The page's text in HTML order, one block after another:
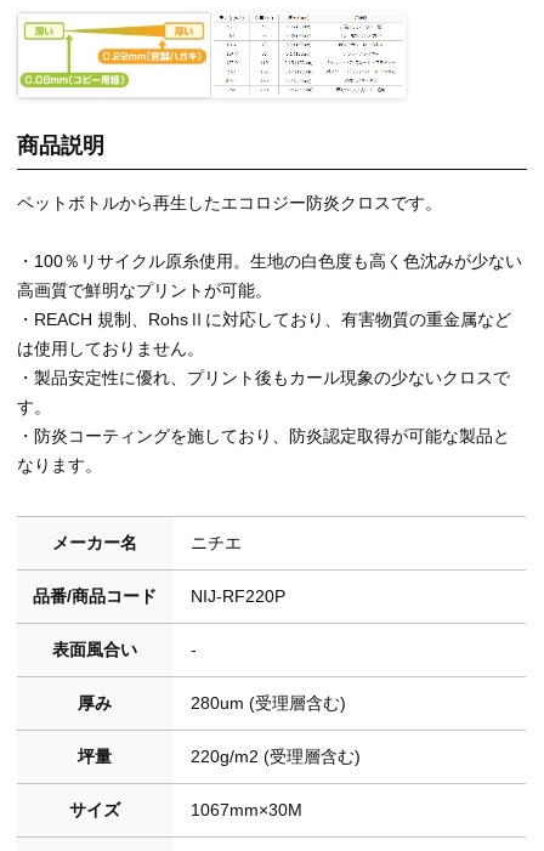
商品説明
ペットボトルから再生したエコロジー防炎クロスです。
・100％リサイクル原糸使用。生地の白色度も高く色沈みが少ない
高画質で鮮明なプリントが可能。
・REACH 規制、RohsⅡに対応しており、有害物質の重金属など
は使用しておりません。
・製品安定性に優れ、プリント後もカール現象の少ないクロスで
す。
・防炎コーティングを施しており、防炎認定取得が可能な製品と
なります。
メーカー名 ニチエ
品番/商品コード NIJ-RF220P
表面風合い -
厚み 280um (受理層含む)
坪量 220g/m2 (受理層含む)
サイズ 1067mm×30M